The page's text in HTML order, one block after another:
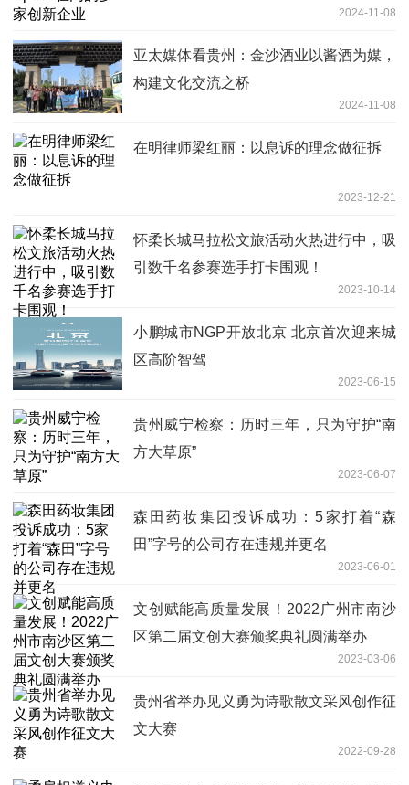
2024-11-08
亚太媒体看贵州：金沙酒业以酱酒为媒，
构建文化交流之桥
2024-11-08
在明律师梁红丽：以息诉的理念做征拆
2023-12-21
怀柔长城马拉松文旅活动火热进行中，吸
引数千名参赛选手打卡围观！
2023-10-14
小鹏城市NGP开放北京 北京首次迎来城
区高阶智驾
2023-06-15
贵州威宁检察：历时三年，只为守护“南
方大草原”
2023-06-07
森田药妆集团投诉成功：5家打着“森
田”字号的公司存在违规并更名
2023-06-01
文创赋能高质量发展！2022广州市南沙
区第二届文创大赛颁奖典礼圆满举办
2023-03-06
贵州省举办见义勇为诗歌散文采风创作征
文大赛
2022-09-28